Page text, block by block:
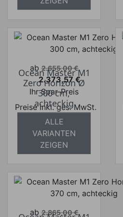
Verkaufspreis
ab 2.655,00 €
Preis
2.373,57 €
Ihr Spar-Preis
Preise inkl. ges. MwSt.
absolut
versandkostenfrei
Ocean Master M1
Zero Horizon Ø
300 cm,
achteckig
ALLE
VARIANTEN
ZEIGEN
Verkaufspreis
ab 2.865,00 €